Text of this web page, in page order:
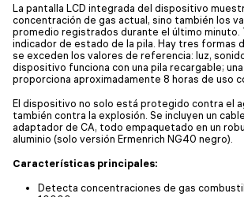
La pantalla LCD integrada del dispositivo
concentración de gas actual, sino también los
promedio registrados durante el último minuto.
indicador de estado de la pila. Hay tres formas
se exceden los valores de referencia: luz,
dispositivo funciona con una pila recargable;
proporciona aproximadamente 8 horas de uso
El dispositivo no solo está protegido contra el
también contra la explosión. Se incluyen un
adaptador de CA, todo empaquetado en un
aluminio (solo versión Ermenrich NG40 negro).
Características principales:
Detecta concentraciones de gas